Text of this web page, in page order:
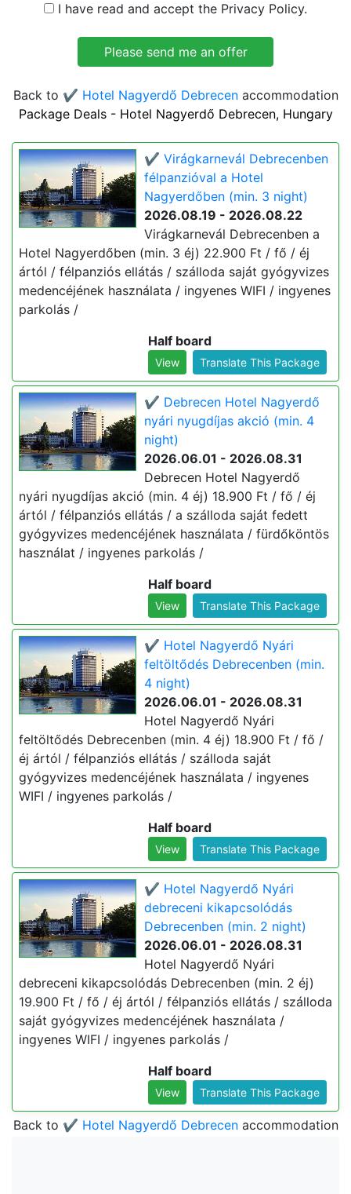
I have read and accept the Privacy Policy.
Back to ✔️ Hotel Nagyerdő Debrecen accommodation
Package Deals - Hotel Nagyerdő Debrecen, Hungary
✔️ Virágkarnevál Debrecenben
félpanzióval a Hotel
Nagyerdőben (min. 3 night)
2026.08.19 - 2026.08.22
Virágkarnevál Debrecenben a
Hotel Nagyerdőben (min. 3 éj) 22.900 Ft / fő / éj
ártól / félpanziós ellátás / szálloda saját gyógyvizes
medencéjének használata / ingyenes WIFI / ingyenes
parkolás /
Half board
View Translate This Package
✔️ Debrecen Hotel Nagyerdő
nyári nyugdíjas akció (min. 4
night)
2026.06.01 - 2026.08.31
Debrecen Hotel Nagyerdő
nyári nyugdíjas akció (min. 4 éj) 18.900 Ft / fő / éj
ártól / félpanziós ellátás / a szálloda saját fedett
gyógyvizes medencéjének használata / fürdőköntös
használat / ingyenes parkolás /
Half board
View Translate This Package
✔️ Hotel Nagyerdő Nyári
feltöltődés Debrecenben (min.
4 night)
2026.06.01 - 2026.08.31
Hotel Nagyerdő Nyári
feltöltődés Debrecenben (min. 4 éj) 18.900 Ft / fő /
éj ártól / félpanziós ellátás / szálloda saját
gyógyvizes medencéjének használata / ingyenes
WIFI / ingyenes parkolás /
Half board
View Translate This Package
✔️ Hotel Nagyerdő Nyári
debreceni kikapcsolódás
Debrecenben (min. 2 night)
2026.06.01 - 2026.08.31
Hotel Nagyerdő Nyári
debreceni kikapcsolódás Debrecenben (min. 2 éj)
19.900 Ft / fő / éj ártól / félpanziós ellátás / szálloda
saját gyógyvizes medencéjének használata /
ingyenes WIFI / ingyenes parkolás /
Half board
View Translate This Package
Back to ✔️ Hotel Nagyerdő Debrecen accommodation